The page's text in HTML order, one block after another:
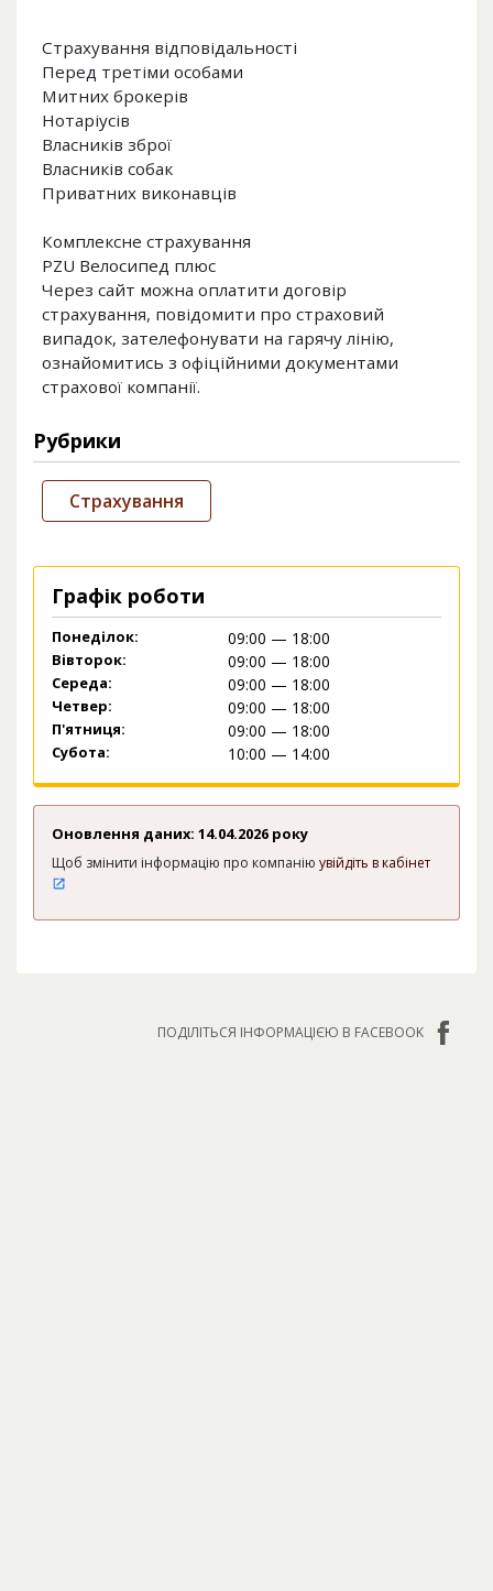
Страхування відповідальності
Перед третіми особами
Митних брокерів
Нотаріусів
Власників зброї
Власників собак
Приватних виконавців
Комплексне страхування
PZU Велосипед плюс
Через сайт можна оплатити договір
страхування, повідомити про страховий
випадок, зателефонувати на гарячу лінію,
ознайомитись з офіційними документами
страхової компанії.
Рубрики
Страхування
Графік роботи
Понеділок: 09:00 — 18:00
Вівторок: 09:00 — 18:00
Середа: 09:00 — 18:00
Четвер: 09:00 — 18:00
П'ятниця: 09:00 — 18:00
Субота: 10:00 — 14:00
Оновлення даних: 14.04.2026 року
Щоб змінити інформацію про компанію увійдіть в кабінет
ПОДІЛІТЬСЯ ІНФОРМАЦІЄЮ В FACEBOOK